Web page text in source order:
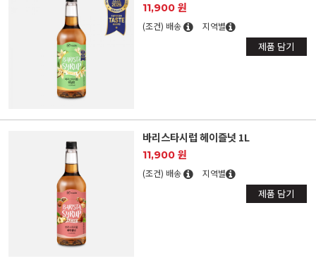
11,900 원
(조건) 배송 지역별
제품 담기
바리스타시럽 헤이즐넛 1L
11,900 원
(조건) 배송 지역별
제품 담기